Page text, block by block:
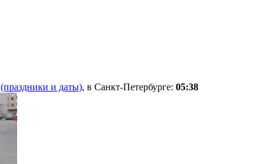
(праздники и даты), в Санкт-Петербурге: 05:38